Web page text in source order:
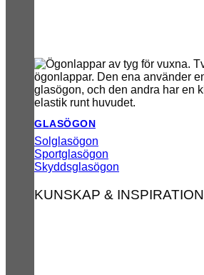
GLASÖGON
Solglasögon
Sportglasögon
Skyddsglasögon
KUNSKAP & INSPIRATION